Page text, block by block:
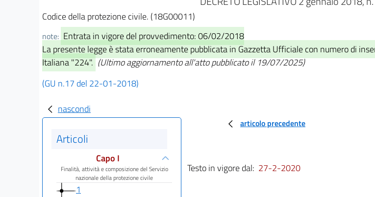
Codice della protezione civile. (18G00011)
note: Entrata in vigore del provvedimento: 06/02/2018
La presente legge è stata erroneamente pubblicata in Gazzetta Ufficiale con numero di
Italiana "224". (Ultimo aggiornamento all'atto pubblicato il 19/07/2025)
(GU n.17 del 22-01-2018)
nascondi
Articoli
Capo I
Finalità, attività e composizione del Servizio
nazionale della protezione civile
1
articolo precedente
Testo in vigore dal: 27-2-2020